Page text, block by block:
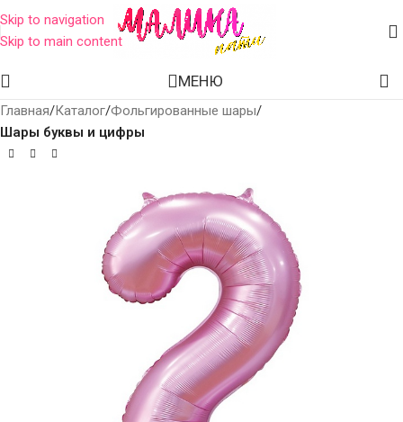
Skip to navigation
Skip to main content
МЕНЮ
Главная Каталог Фольгированные шары
Шары буквы и цифры